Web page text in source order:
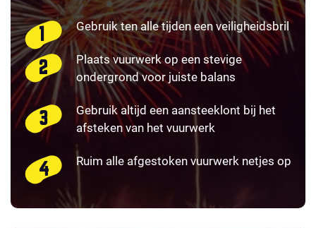
Gebruik ten alle tijden een veiligheidsbril
Plaats vuurwerk op een stevige
ondergrond voor juiste balans
Gebruik altijd een aansteeklont bij het
afsteken van het vuurwerk
Ruim alle afgestoken vuurwerk netjes op